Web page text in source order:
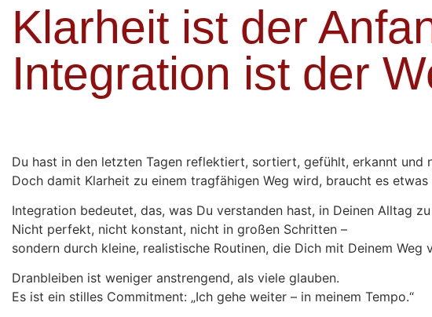
Klarheit ist der
Integration ist der
Du hast in den letzten Tagen reflektiert, sortiert, gefühlt, erkannt und
Doch damit Klarheit zu einem tragfähigen Weg wird, braucht es etwas
Integration bedeutet, das, was Du verstanden hast, in Deinen Alltag
Nicht perfekt, nicht konstant, nicht in großen Schritten –
sondern durch kleine, realistische Routinen, die Dich mit Deinem Weg
Dranbleiben ist weniger anstrengend, als viele glauben.
Es ist ein stilles Commitment: „Ich gehe weiter – in meinem Tempo.“